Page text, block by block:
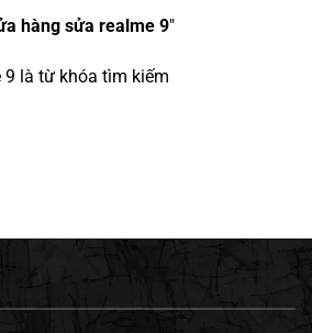
hàng sửa realme 9"
9 là từ khóa tìm kiếm